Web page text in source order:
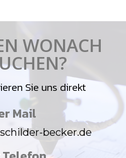
WONACH
Sie uns direkt
Mail
becker.de